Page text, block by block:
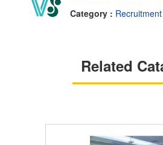
Category :
Related